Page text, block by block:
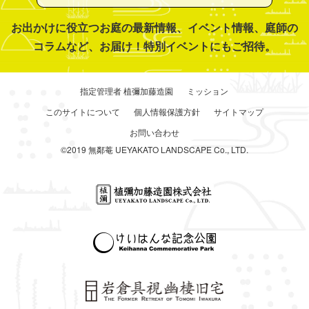
お出かけに役立つお庭の最新情報、イベント情報、庭師の
コラムなど、お届け！特別イベントにもご招待。
指定管理者 植彌加藤造園
ミッション
このサイトについて
個人情報保護方針
サイトマップ
お問い合わせ
©2019 無鄰菴 UEYAKATO LANDSCAPE Co., LTD.